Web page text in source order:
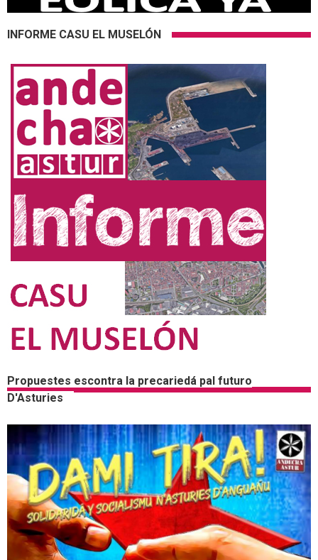
INFORME CASU EL MUSELÓN
Propuestes escontra la precariedá pal futuro
D'Asturies